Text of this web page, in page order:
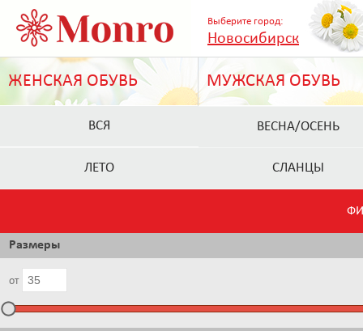
Выберите город:
Новосибирск
ЖЕНСКАЯ ОБУВЬ МУЖСКАЯ ОБУВЬ
ВСЯ ВЕСНА/ОСЕНЬ
ЛЕТО СЛАНЦЫ
Размеры
от